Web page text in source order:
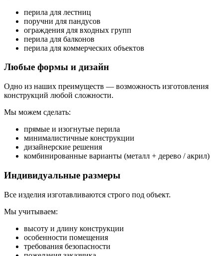
перила для лестниц
поручни для пандусов
ограждения для входных групп
перила для балконов
перила для коммерческих объектов
Любые формы и дизайн
Одно из наших преимуществ — возможность изготовления
конструкций любой сложности.
Мы можем сделать:
прямые и изогнутые перила
минималистичные конструкции
дизайнерские решения
комбинированные варианты (металл + дерево / акрил)
Индивидуальные размеры
Все изделия изготавливаются строго под объект.
Мы учитываем:
высоту и длину конструкции
особенности помещения
требования безопасности